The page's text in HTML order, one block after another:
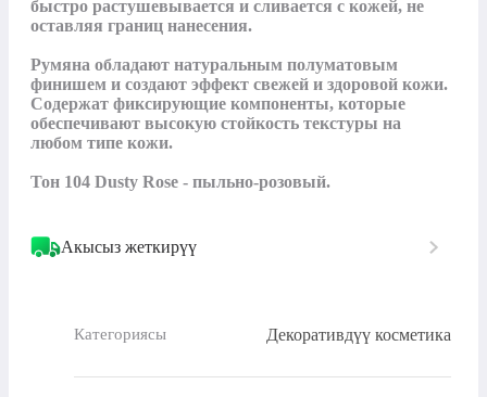
быстро растушевывается и сливается с кожей, не
оставляя границ нанесения.
Румяна обладают натуральным полуматовым
финишем и создают эффект свежей и здоровой кожи.
Содержат фиксирующие компоненты, которые
обеспечивают высокую стойкость текстуры на
любом типе кожи.
Тон 104 Dusty Rose - пыльно-розовый.
Акысыз жеткирүү
Категориясы Декоративдүү косметика